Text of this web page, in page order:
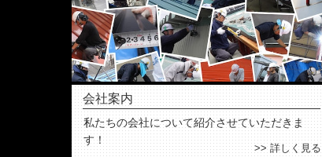
会社案内
私たちの会社について紹介させていただきま
す！
>> 詳しく見る